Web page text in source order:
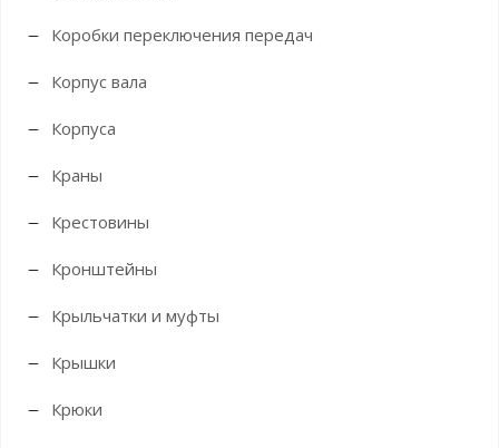
Коробки переключения передач
Корпус вала
Корпуса
Краны
Крестовины
Кронштейны
Крыльчатки и муфты
Крышки
Крюки